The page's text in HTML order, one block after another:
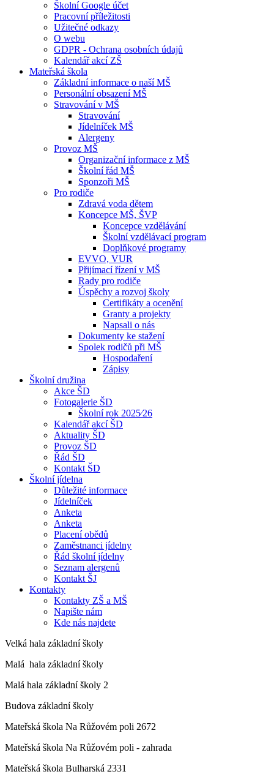
Školní Google účet
Pracovní příležitosti
Užitečné odkazy
O webu
GDPR - Ochrana osobních údajů
Kalendář akcí ZŠ
Mateřská škola
Základní informace o naší MŠ
Personální obsazení MŠ
Stravování v MŠ
Stravování
Jídelníček MŠ
Alergeny
Provoz MŠ
Organizační informace z MŠ
Školní řád MŠ
Sponzoři MŠ
Pro rodiče
Zdravá voda dětem
Koncepce MŠ, ŠVP
Koncepce vzdělávání
Školní vzdělávací program
Doplňkové programy
EVVO, VUR
Přijímací řízení v MŠ
Rady pro rodiče
Úspěchy a rozvoj školy
Certifikáty a ocenění
Granty a projekty
Napsali o nás
Dokumenty ke stažení
Spolek rodičů při MŠ
Hospodaření
Zápisy
Školní družina
Akce ŠD
Fotogalerie ŠD
Školní rok 2025⁄26
Kalendář akcí ŠD
Aktuality ŠD
Provoz ŠD
Řád ŠD
Kontakt ŠD
Školní jídelna
Důležité informace
Jídelníček
Anketa
Anketa
Placení obědů
Zaměstnanci jídelny
Řád školní jídelny
Seznam alergenů
Kontakt ŠJ
Kontakty
Kontakty ZŠ a MŠ
Napište nám
Kde nás najdete
Velká hala základní školy
Malá hala základní školy
Malá hala základní školy 2
Budova základní školy
Mateřská škola Na Růžovém poli 2672
Mateřská škola Na Růžovém poli - zahrada
Mateřská škola Bulharská 2331